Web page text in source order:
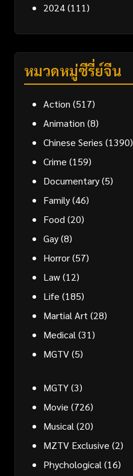
2024(111)
หมวดหมู่ซีรี่ย์จีน
Action (517)
Animation (8)
Chinese Series (1390)
Crime (159)
Documentary(5)
Family(46)
Food (20)
Gay(8)
Horror(57)
Law(12)
Life (185)
Martial Art (28)
Medical (31)
MGTV(5)
MGTY(3)
Movie (726)
Musical (20)
MZTV Exclusive (2)
Phychological (16)